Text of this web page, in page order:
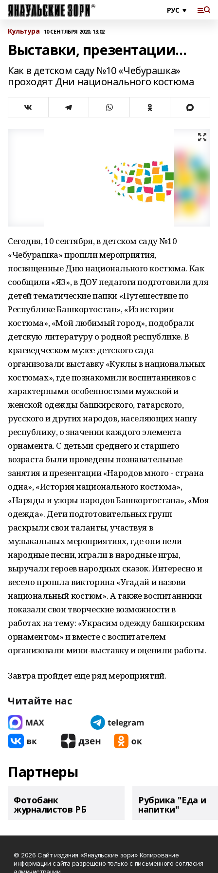
Культура 10 СЕНТЯБРЯ 2020, 13:02
Выставки, презентации…
Как в детском саду №10 «Чебурашка»
проходят Дни национального костюма
Сегодня, 10 сентября, в детском саду №10
«Чебурашка» прошли мероприятия,
посвященные Дню национального костюма. Как
сообщили «ЯЗ», в ДОУ педагоги подготовили для
детей тематические папки «Путешествие по
Республике Башкортостан», «Из истории
костюма», «Мой любимый город», подобрали
детскую литературу о родной республике. В
краеведческом музее детского сада
организовали выставку «Куклы в национальных
костюмах», где познакомили воспитанников с
характерными особенностями мужской и
женской одежды башкирского, татарского,
русского и других народов, населяющих нашу
республику, о значении каждого элемента
орнамента. С детьми среднего и старшего
возраста были проведены познавательные
занятия и презентации «Народов много - страна
одна», «История национального костюма»,
«Наряды и узоры народов Башкортостана», «Моя
одежда». Дети подготовительных групп
раскрыли свои таланты, участвуя в
музыкальных мероприятиях, где они пели
народные песни, играли в народные игры,
выручали героев народных сказок. Интересно и
весело прошла викторина «Угадай и назови
национальный костюм». А также воспитанники
показали свои творческие возможности в
работах на тему: «Украсим одежду башкирским
орнаментом» и вместе с воспитателем
организовали мини-выставку и оценили работы.
Завтра пройдет еще ряд мероприятий.
Читайте нас
Партнеры
Фотобанк
журналистов РБ
Рубрика "Еда и
напитки"
© 2026 Сайт издания «Янаульские зори» Копирование
информации сайта разрешено только с письменного согласия